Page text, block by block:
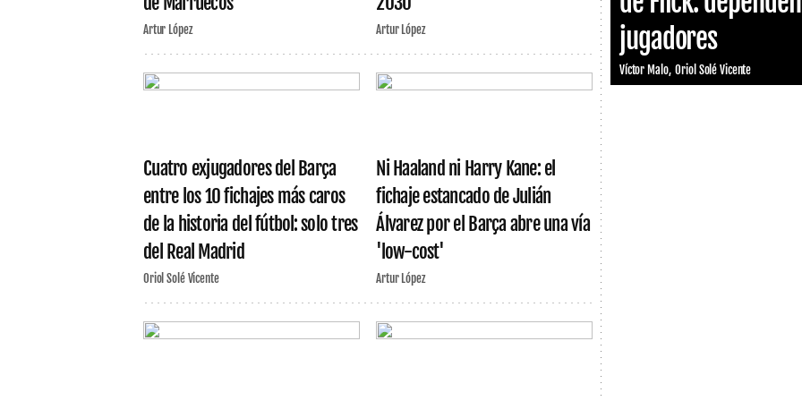
Artur López Artur López
Cuatro exjugadores del Barça
entre los 10 fichajes más caros
de la historia del fútbol: solo tres
del Real Madrid
Oriol Solé Vicente
Ni Haaland ni Harry Kane: el
fichaje estancado de Julián
Álvarez por el Barça abre una vía
'low-cost'
Artur López
jugadores
Víctor Malo Oriol Solé Vicente